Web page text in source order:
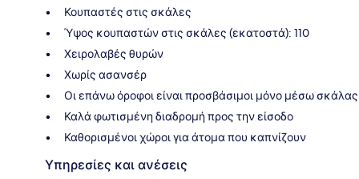
Κουπαστές στις σκάλες
Ύψος κουπαστών στις σκάλες (εκατοστά): 110
Χειρολαβές θυρών
Χωρίς ασανσέρ
Οι επάνω όροφοι είναι προσβάσιμοι μόνο μέσω σκάλας
Καλά φωτισμένη διαδρομή προς την είσοδο
Καθορισμένοι χώροι για άτομα που καπνίζουν
Υπηρεσίες και ανέσεις